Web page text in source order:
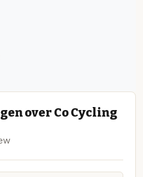
over Co Cycling